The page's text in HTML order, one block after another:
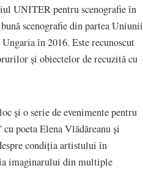
UNITER pentru scenografie în
scenografie din partea Uniunii
în 2016. Este recunoscut
și obiectelor de recuzită cu
și o serie de evenimente pentru
poeta Elena Vlădăreanu și
condiția artistului în
imaginarului din multiple